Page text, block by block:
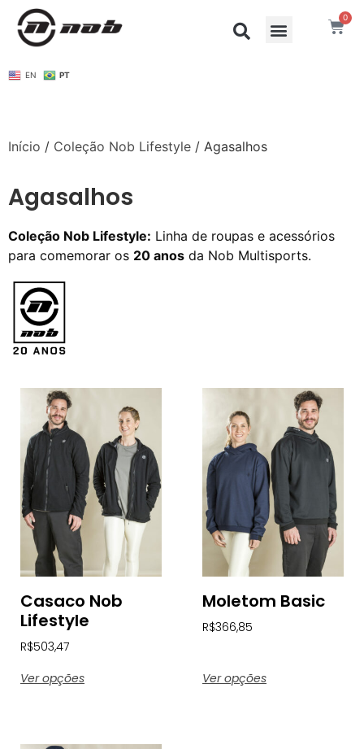
0
EN PT
Início / Coleção Nob Lifestyle / Agasalhos
Agasalhos
Coleção Nob Lifestyle: Linha de roupas e acessórios
para comemorar os 20 anos da Nob Multisports.
Casaco Nob
Lifestyle
R$503,47
Ver opções
Moletom Basic
R$366,85
Ver opções